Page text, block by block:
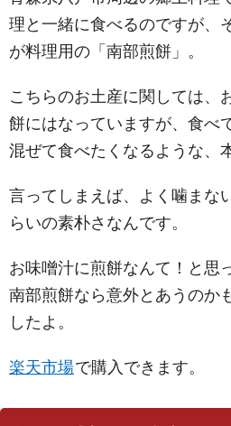
理と一緒に食べるのですが、
が料理用の「南部煎餅」。
こちらのお土産に関しては、
餅にはなっていますが、食べ
混ぜて食べたくなるような、
言ってしまえば、よく噛まな
らいの素朴さなんです。
お味噌汁に煎餅なんて！と思
南部煎餅なら意外とあうのか
したよ。
楽天市場で購入できます。